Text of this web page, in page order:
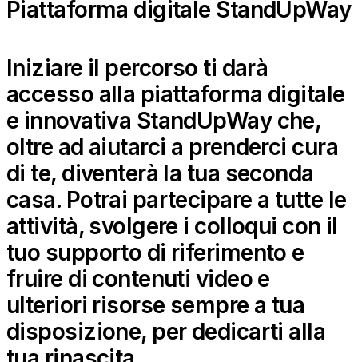
Piattaforma digitale StandUpWay
Iniziare il percorso ti darà
accesso alla piattaforma digitale
e innovativa StandUpWay che,
oltre ad aiutarci a prenderci cura
di te, diventerà la tua seconda
casa. Potrai partecipare a tutte le
attività, svolgere i colloqui con il
tuo supporto di riferimento e
fruire di contenuti video e
ulteriori risorse sempre a tua
disposizione, per dedicarti alla